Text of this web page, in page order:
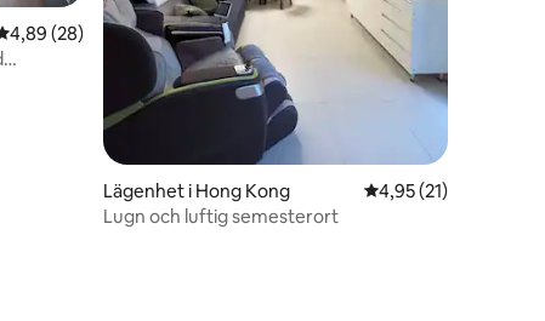
av 5 i genomsnittligt betyg, 28 omdömen
4,89 (28)
Lägenhet i Hong Kong 4,95 av 5 i
4,95 (21)
Lugn och luftig semesterort